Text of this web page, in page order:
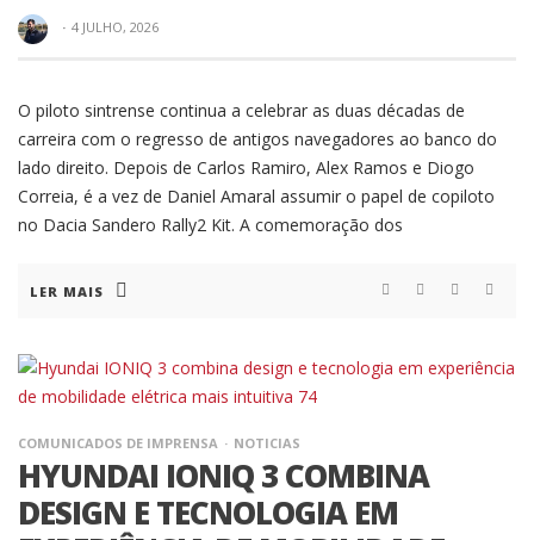
· 4 JULHO, 2026
O piloto sintrense continua a celebrar as duas décadas de
carreira com o regresso de antigos navegadores ao banco do
lado direito. Depois de Carlos Ramiro, Alex Ramos e Diogo
Correia, é a vez de Daniel Amaral assumir o papel de copiloto
no Dacia Sandero Rally2 Kit. A comemoração dos
LER MAIS
COMUNICADOS DE IMPRENSA NOTICIAS
HYUNDAI IONIQ 3 COMBINA
DESIGN E TECNOLOGIA EM